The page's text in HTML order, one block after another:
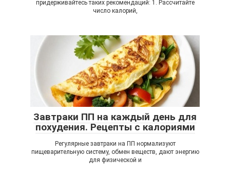
придерживайтесь таких рекомендаций: 1. Рассчитайте
число калорий,
Завтраки ПП на каждый день для
похудения. Рецепты с калориями
Регулярные завтраки на ПП нормализуют
пищеварительную систему, обмен веществ, дают энергию
для физической и